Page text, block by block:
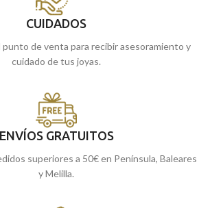
CUIDADOS
punto de venta para recibir asesoramiento y
cuidado de tus joyas.
ENVÍOS GRATUITOS
superiores a 50€ en Península, Baleares
y Melilla.